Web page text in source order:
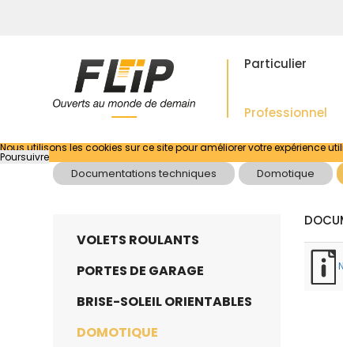
Nous utilisons les cookies sur ce site pour améliorer votre expérience
Poursuivre
Documentations techniques Domotique
VOLETS ROULANTS
PORTES DE GARAGE
BRISE-SOLEIL ORIENTABLES
DOMOTIQUE
Particulier
Professionnel